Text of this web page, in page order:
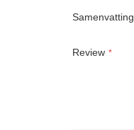
Samenvatting
Review